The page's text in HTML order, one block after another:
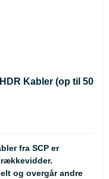
Kabler (op til 50
fra SCP er
og overgår andre